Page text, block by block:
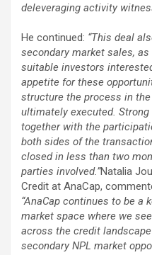
deleveraging activity
He continued: “This deal
secondary market sales,
suitable investors
appetite for these
structure the process in
ultimately executed.
together with the
both sides of the
closed in less than two
parties involved.”Natalia
Credit at AnaCap,
“AnaCap continues to be a
market space where we
across the credit
secondary NPL market